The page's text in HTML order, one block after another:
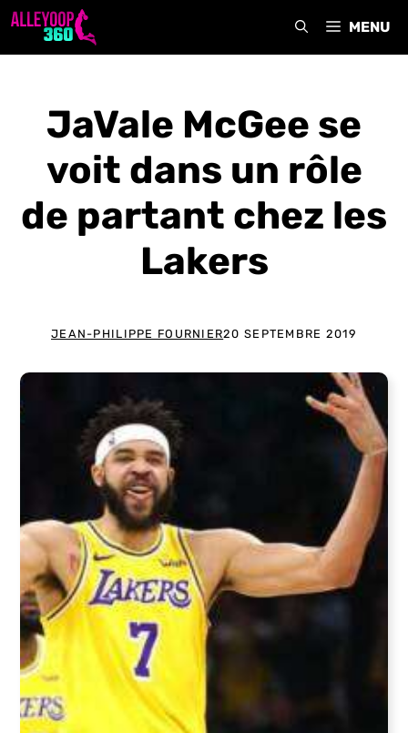
Aller
MENU
JaVale McGee se
voit dans un rôle
de partant chez les
Lakers
JEAN-PHILIPPE FOURNIER20 SEPTEMBRE 2019